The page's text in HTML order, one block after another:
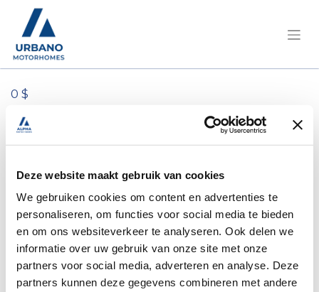
Deze website maakt gebruik van cookies
We gebruiken cookies om content en advertenties te
personaliseren, om functies voor social media te bieden
en om ons websiteverkeer te analyseren. Ook delen we
informatie over uw gebruik van onze site met onze
partners voor social media, adverteren en analyse. Deze
partners kunnen deze gegevens combineren met andere
0 $
Tous les produits
Caméra de recul (couleur) + Navigation